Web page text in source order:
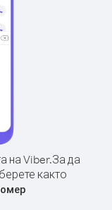
на Viber.За да
както